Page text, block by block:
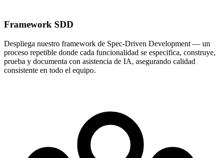
Framework SDD
Despliega nuestro framework de Spec-Driven Development — un
proceso repetible donde cada funcionalidad se especifica, construye,
prueba y documenta con asistencia de IA, asegurando calidad
consistente en todo el equipo.